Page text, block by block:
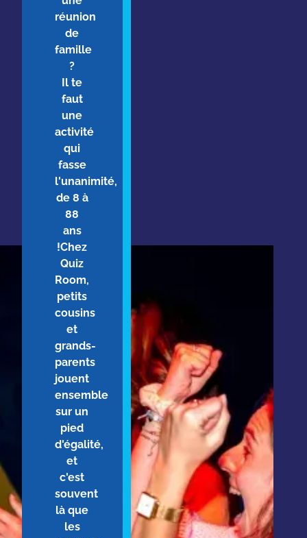
réunion
de
famille
?
Il te
faut
une
activité
qui
fasse
l'unanimité,
de 8 à
88
ans
!Chez
Quiz
Room,
petits
cousins
et
grands-
parents
jouent
ensemble
sur un
pied
d'égalité,
et
c'est
souvent
là que
les